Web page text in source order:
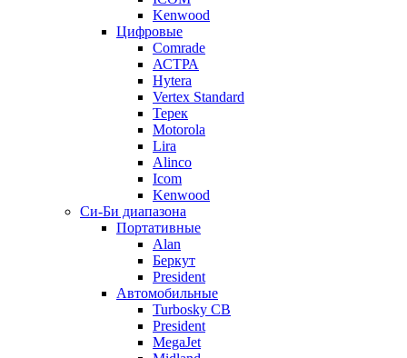
Kenwood
Цифровые
Comrade
АСТРА
Hytera
Vertex Standard
Терек
Motorola
Lira
Alinco
Icom
Kenwood
Си-Би диапазона
Портативные
Alan
Беркут
President
Автомобильные
Turbosky CB
President
MegaJet